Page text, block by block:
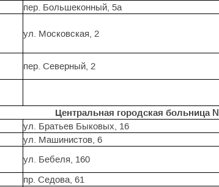
пер. Большеконный, 5а
ул. Московская, 2
пер. Северный, 2
Центральная городская больница
ул. Братьев Быковых, 16
ул. Машинистов, 6
ул. Бебеля, 160
пр. Седова, 61